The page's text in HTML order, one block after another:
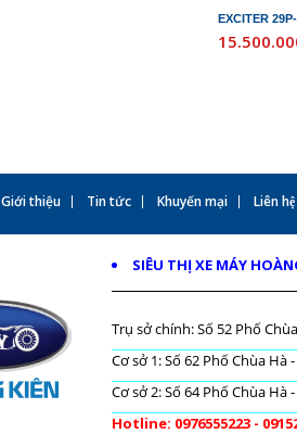
EXCITER
Giới thiệu Tin tức Khuyến mại Liên hệ
SIÊU THỊ XE MÁY
Trụ sở chính: Số 52 Phố
Cơ sở 1: Số 62 Phố Chùa Hà
Cơ sở 2: Số 64 Phố Chùa Hà
Hotline: 0976555223 -